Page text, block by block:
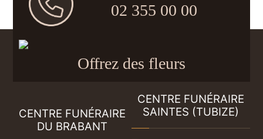
02 355 00 00
Offrez des fleurs
CENTRE FUNÉRAIRE
DU BRABANT
CENTRE FUNÉRAIRE
SAINTES (TUBIZE)